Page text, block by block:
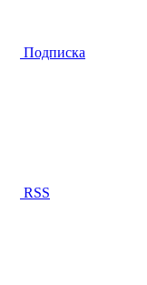
Подписка
RSS